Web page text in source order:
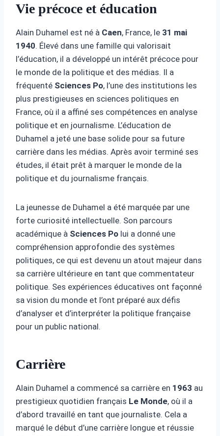
Vie précoce et éducation
Alain Duhamel est né à Caen, France, le 31 mai
1940. Élevé dans une famille qui valorisait
l’éducation, il a développé un intérêt précoce pour
le monde de la politique et des médias. Il a
fréquenté Sciences Po, l’une des institutions les
plus prestigieuses en sciences politiques en
France, où il a affiné ses compétences en analyse
politique et en journalisme. L’éducation de
Duhamel a jeté une base solide pour sa future
carrière dans les médias. Après avoir terminé ses
études, il était prêt à marquer le monde de la
politique et du journalisme français.
La jeunesse de Duhamel a été marquée par une
forte curiosité intellectuelle. Son parcours
académique à Sciences Po lui a donné une
compréhension approfondie des systèmes
politiques, ce qui est devenu un atout majeur dans
sa carrière ultérieure en tant que commentateur
politique. Ses expériences éducatives ont façonné
sa vision du monde et l’ont préparé aux défis
d’analyser et d’interpréter la politique française
pour un public national.
Carrière
Alain Duhamel a commencé sa carrière en 1963 au
prestigieux quotidien français Le Monde, où il a
d’abord travaillé en tant que journaliste. Cela a
marqué le début d’une carrière longue et réussie